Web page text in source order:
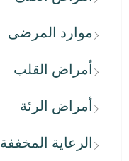
موارد المرضى
أمراض القلب
أمراض الرئة
الرعاية المخففة